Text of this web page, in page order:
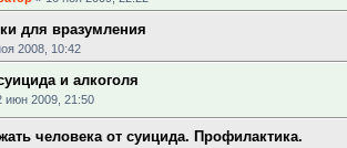
для вразумления
2008, 10:42
и алкоголя
июн 2009, 21:50
человека от суицида. Профилактика.